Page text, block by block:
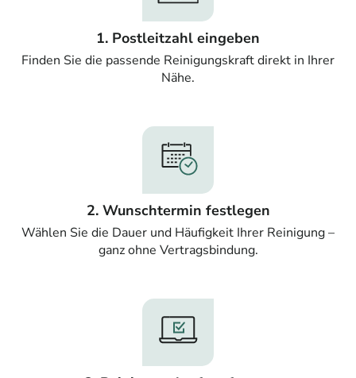
1. Postleitzahl eingeben
Finden Sie die passende Reinigungskraft direkt in Ihrer
Nähe.
2. Wunschtermin festlegen
Wählen Sie die Dauer und Häufigkeit Ihrer Reinigung –
ganz ohne Vertragsbindung.